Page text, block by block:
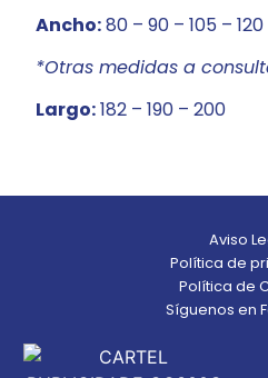
Ancho:80 – 90 – 105 – 120
*Otras medidas a
Largo:182 – 190 – 200
Aviso
Política de
Política de
Síguenos en